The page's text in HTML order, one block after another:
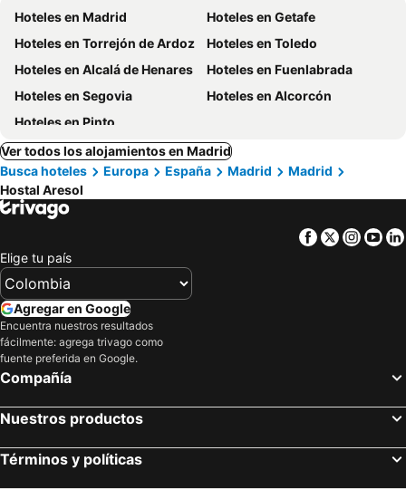
Hoteles en Madrid
Hoteles en Getafe
Hoteles en Torrejón de Ardoz
Hoteles en Toledo
Hoteles en Alcalá de Henares
Hoteles en Fuenlabrada
Hoteles en Segovia
Hoteles en Alcorcón
Hoteles en Pinto
Ver todos los alojamientos en Madrid
Busca hoteles
Europa España Madrid
Madrid
Hostal Aresol
Facebook
Twitter
Elige tu país
Agregar en Google
Encuentra nuestros resultados
fácilmente: agrega trivago como
fuente preferida en Google.
Compañía
Nuestros productos
Términos y políticas